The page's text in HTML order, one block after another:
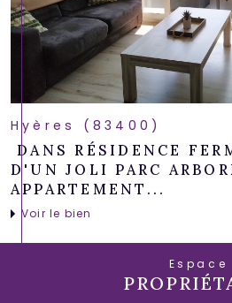
Hyères (83400)
DANS RÉSIDENCE
D'UN JOLI PARC
APPARTEMENT...
Voir le bien
Espace